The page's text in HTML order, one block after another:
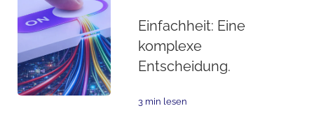
Einfachheit: Eine
komplexe
Entscheidung.
3 min lesen